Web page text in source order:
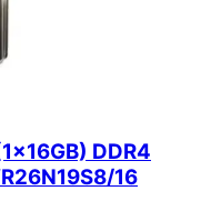
DDR4
16